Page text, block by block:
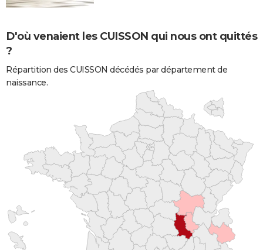
D'où venaient les CUISSON qui nous ont quittés
?
Répartition des CUISSON décédés par département de
naissance.